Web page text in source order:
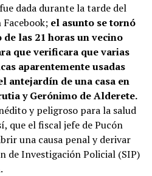
dada durante la tarde del
el asunto se tornó
las 21 horas un vecino
que verificara que varias
aparentemente usadas
antejardín de una casa en
y Gerónimo de Alderete.
y peligroso para la salud
que el fiscal jefe de Pucón
una causa penal y derivar
de Investigación Policial (SIP)